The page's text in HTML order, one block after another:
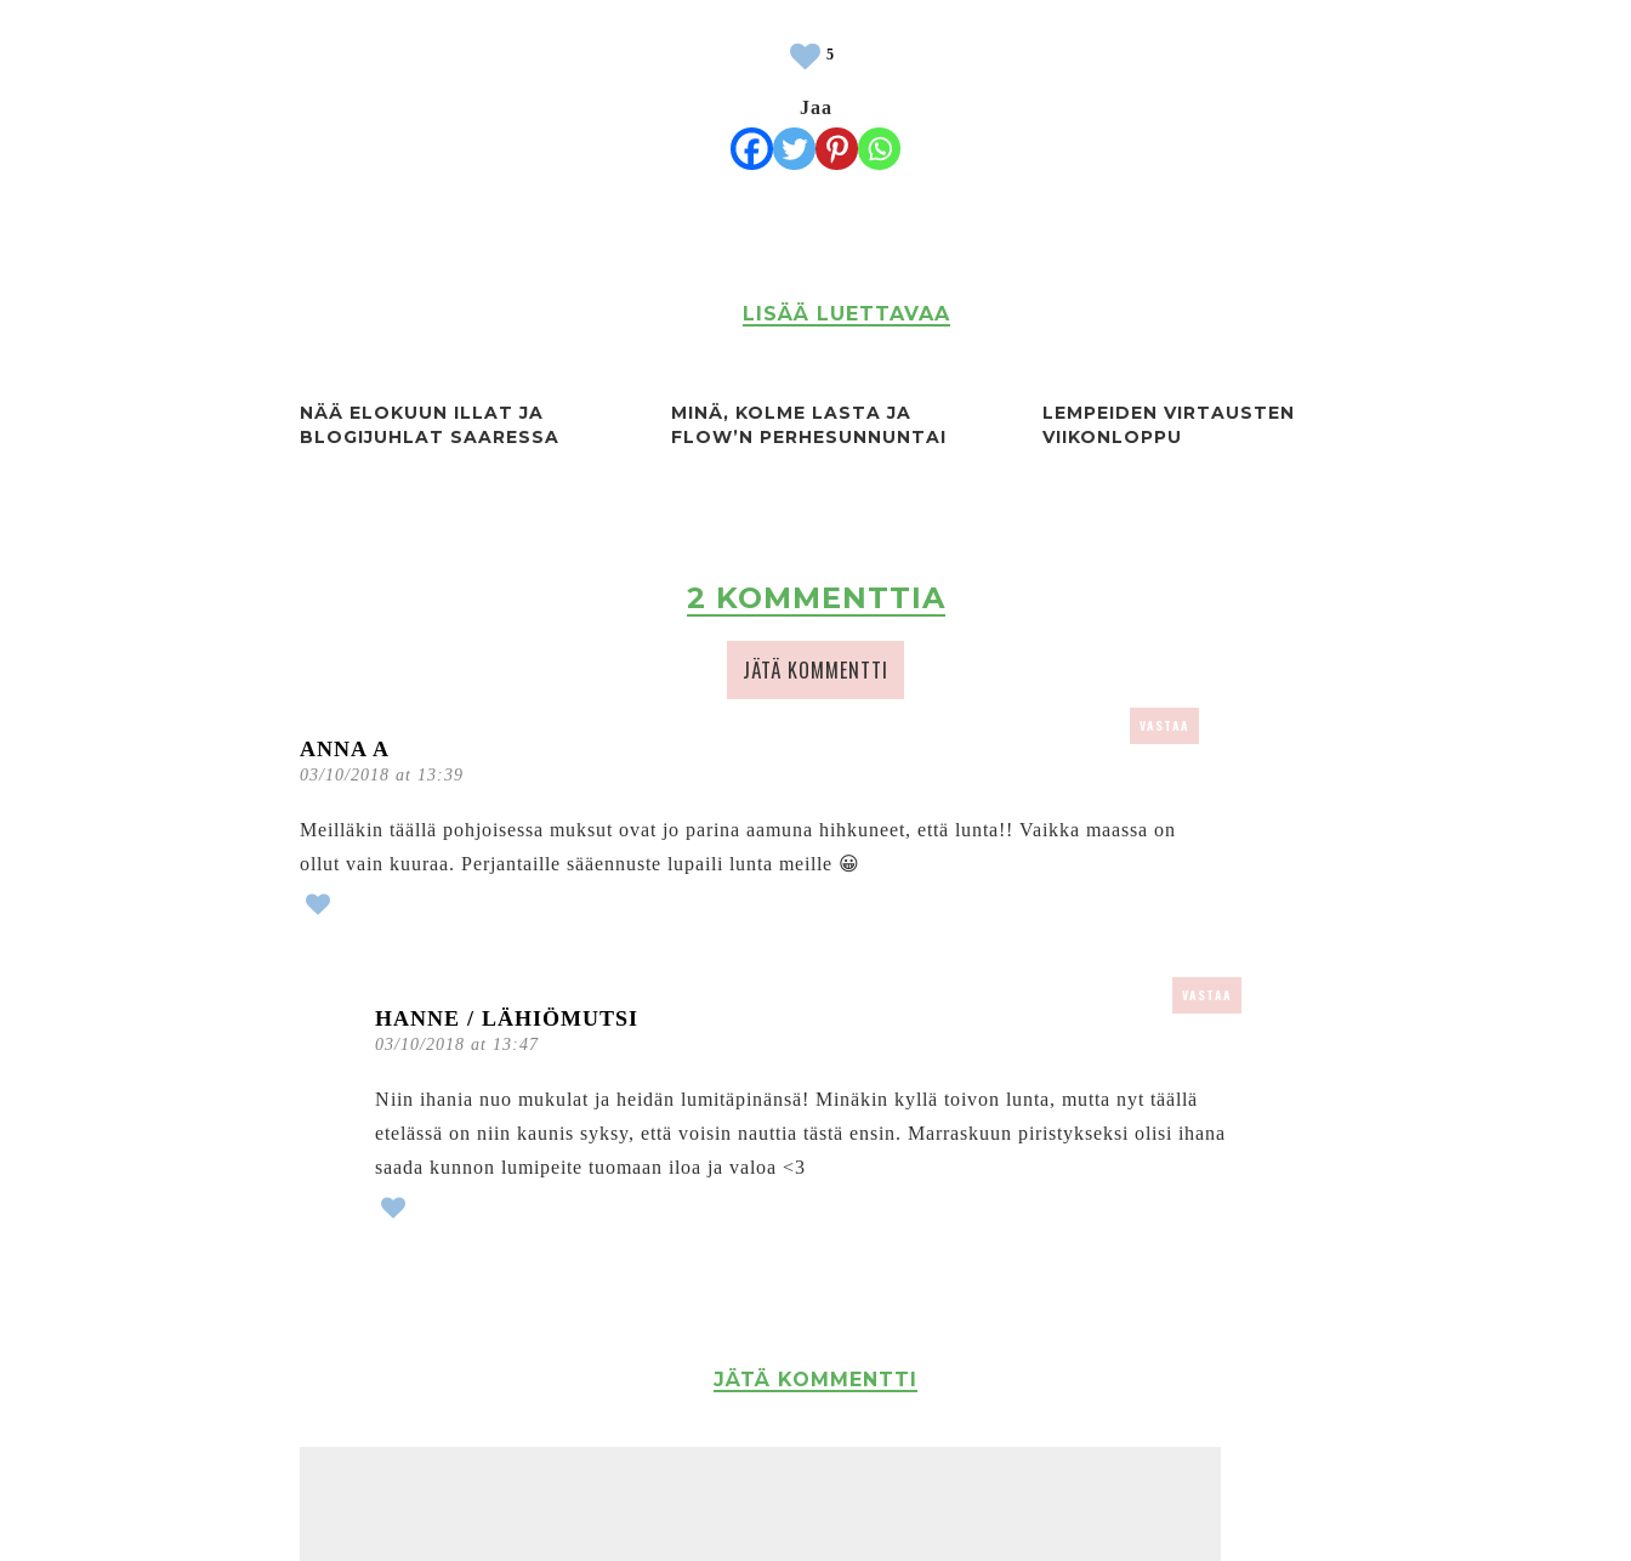
5
Jaa
LISÄÄ LUETTAVAA
NÄÄ ELOKUUN ILLAT JA
BLOGIJUHLAT SAARESSA
MINÄ, KOLME LASTA JA
FLOW’N PERHESUNNUNTAI
LEMPEIDEN VIRTAUSTEN
VIIKONLOPPU
2 KOMMENTTIA
JÄTÄ KOMMENTTI
ANNA A
03/10/2018 at 13:39
VASTAA
Meilläkin täällä pohjoisessa muksut ovat jo parina aamuna hihkuneet, että lunta!! Vaikka maassa on
ollut vain kuuraa. Perjantaille sääennuste lupaili lunta meille 😀
HANNE / LÄHIÖMUTSI
03/10/2018 at 13:47
VASTAA
Niin ihania nuo mukulat ja heidän lumitäpinänsä! Minäkin kyllä toivon lunta, mutta nyt täällä
etelässä on niin kaunis syksy, että voisin nauttia tästä ensin. Marraskuun piristykseksi olisi ihana
saada kunnon lumipeite tuomaan iloa ja valoa <3
JÄTÄ KOMMENTTI